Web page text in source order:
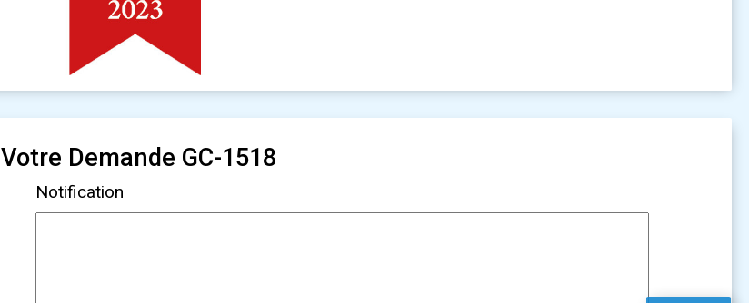
Votre Demande GC-1518
Notification